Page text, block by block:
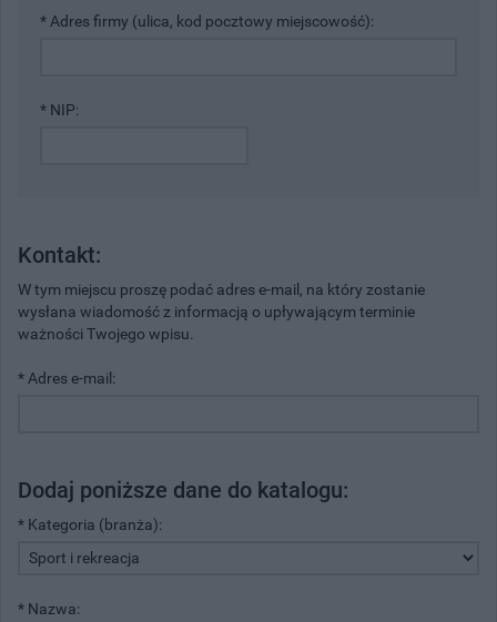
* Adres firmy (ulica, kod pocztowy miejscowość):
* NIP:
Kontakt:
W tym miejscu proszę podać adres e-mail, na który zostanie
wysłana wiadomość z informacją o upływającym terminie
ważności Twojego wpisu.
* Adres e-mail:
Dodaj poniższe dane do katalogu:
* Kategoria (branża):
* Nazwa: